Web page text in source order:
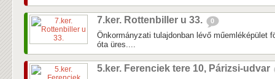
7.ker. Rottenbiller u 33. 0
Önkormányzati tulajdonban lévő műemléképület
óta üres....
5.ker. Ferenciek tere 10, Párizsi-udvar